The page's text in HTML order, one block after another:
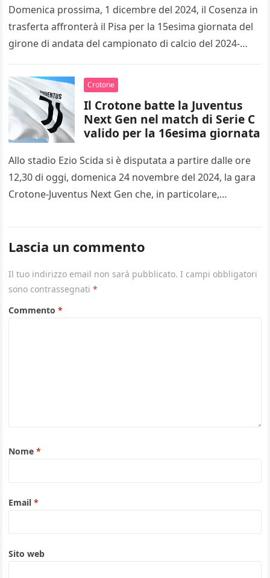
Domenica prossima, 1 dicembre del 2024, il Cosenza in
trasferta affronterà il Pisa per la 15esima giornata del
girone di andata del campionato di calcio del 2024-
Crotone
Il Crotone batte la Juventus
Next Gen nel match di Serie C
valido per la 16esima giornata
Allo stadio Ezio Scida si è disputata a partire dalle ore
12,30 di oggi, domenica 24 novembre del 2024, la gara
Crotone-Juventus Next Gen che, in particolare,…
Lascia un commento
Il tuo indirizzo email non sarà pubblicato. I campi obbligatori
sono contrassegnati*
Commento*
Nome*
Email*
Sito web